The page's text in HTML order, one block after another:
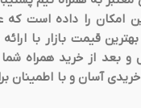
را داده است که
قیمت بازار با ارائه
و بعد از خرید همراه
آسان و با اطمینان